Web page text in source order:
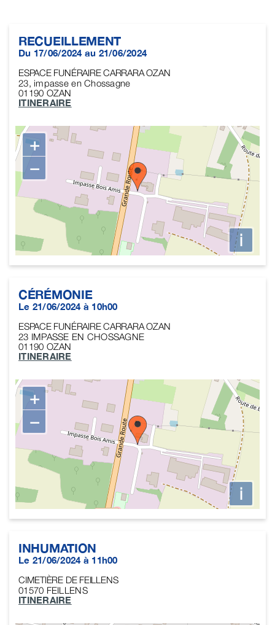
RECUEILLEMENT
Du 17/06/2024 au 21/06/2024
ESPACE FUNÉRAIRE CARRARA OZAN
23, impasse en Chossagne
01190 OZAN
ITINERAIRE
+
−
i
CÉRÉMONIE
Le 21/06/2024 à 10h00
ESPACE FUNÉRAIRE CARRARA OZAN
23 IMPASSE EN CHOSSAGNE
01190 OZAN
ITINERAIRE
+
−
i
INHUMATION
Le 21/06/2024 à 11h00
CIMETIÈRE DE FEILLENS
01570 FEILLENS
ITINERAIRE